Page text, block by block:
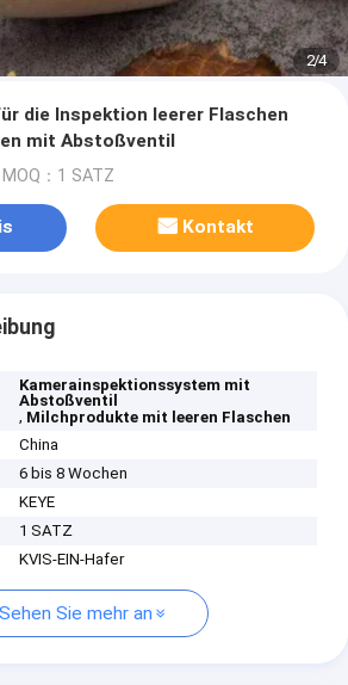
2/4
die Inspektion leerer Flaschen
mit Abstoßventil
MOQ：1 SATZ
Kontakt
Kamerainspektionssystem mit
Abstoßventil
, Milchprodukte mit leeren Flaschen
China
6 bis 8 Wochen
KEYE
1 SATZ
KVIS-EIN-Hafer
Sehen Sie mehr an